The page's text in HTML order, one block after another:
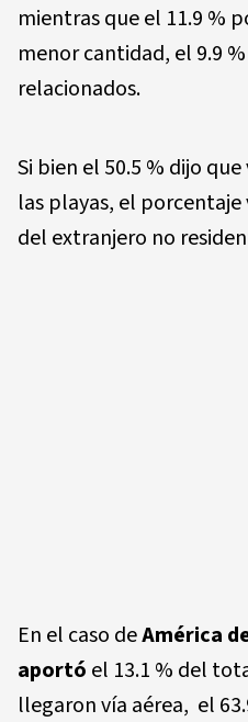
mientras que el 11.9 %
menor cantidad, el 9.9
relacionados.
Si bien el 50.5 % dijo
las playas, el
del extranjero no
En el caso deAmérica
aportó el 13.1 % del
llegaron vía aérea, el